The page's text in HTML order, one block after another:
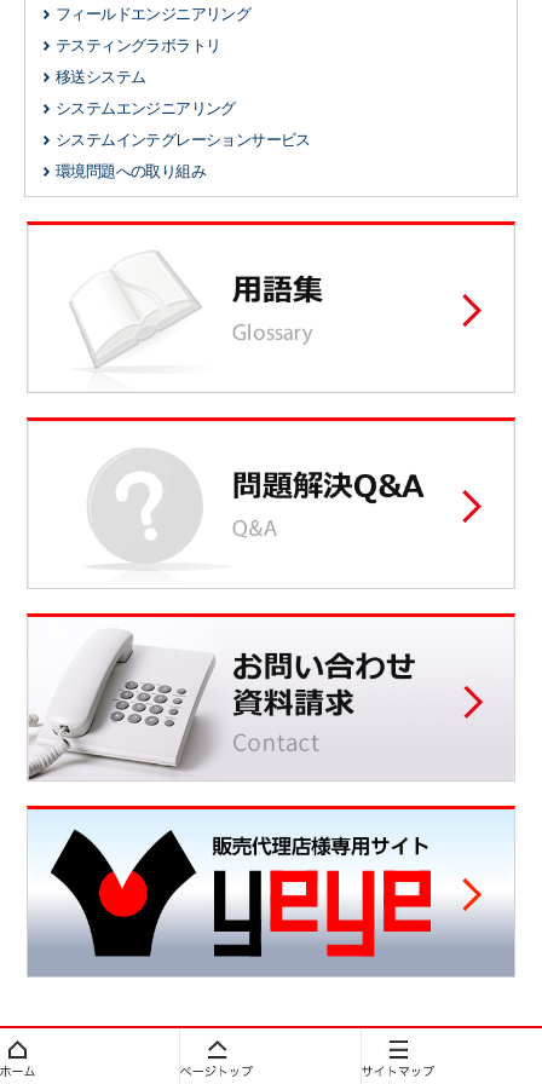
フィールドエンジニアリング
テスティングラボラトリ
移送システム
システムエンジニアリング
システムインテグレーションサービス
環境問題への取り組み